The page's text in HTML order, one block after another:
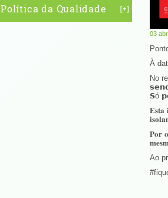
Política da Qualidade
03
À
No
𝗦ó
𝐄𝐬𝐭𝐚
𝐏𝐨𝐫
Ao